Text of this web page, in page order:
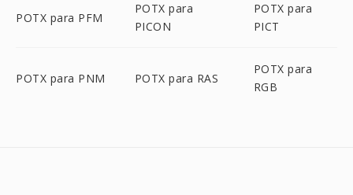
POTX para PFM
POTX para
PICON
POTX para
PICT
POTX para PNM POTX para RAS
POTX para
RGB